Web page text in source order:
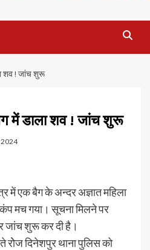
शव ! जांच शुरू
में डाला शव ! जांच शुरू
में एक बैग के अन्दर अज्ञात महिला
मच गया। सूचना मिलने पर
जांच शुरू कर दी है।
रोेज दिनेशपुर थाना पुलिस को